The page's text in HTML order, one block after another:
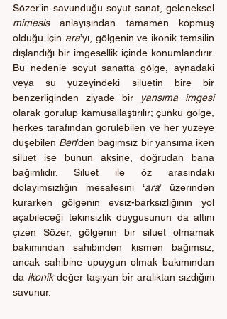
mimesis anlayışından tamamen kopmuş
olduğu için ara’yı, gölgenin ve ikonik temsilin
dışlandığı bir imgesellik içinde konumlandırır.
Bu nedenle soyut sanatta gölge, aynadaki
veya su yüzeyindeki siluetin bire bir
benzerliğinden ziyade bir
yansıma imgesi
olarak görülüp kamusallaştırılır; çünkü gölge,
herkes tarafından görülebilen ve her yüzeye
düşebilen Ben’den bağımsız bir yansıma iken
siluet ise bunun aksine, doğrudan bana
bağımlıdır. Siluet ile öz arasındaki
dolayımsızlığın mesafesini ‘ara’ üzerinden
kurarken gölgenin evsiz-barksızlığının yol
açabileceği tekinsizlik duygusunun da altını
çizen Sözer, gölgenin bir siluet olmamak
bakımından sahibinden kısmen bağımsız,
ancak sahibine upuygun olmak bakımından
da ikonik değer taşıyan bir aralıktan sızdığını
savunur.